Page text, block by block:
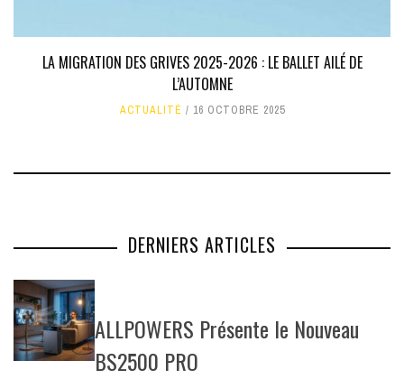
LA MIGRATION DES GRIVES 2025-2026 : LE BALLET AILÉ DE
L’AUTOMNE
ACTUALITÉ 16 OCTOBRE 2025
DERNIERS ARTICLES
ALLPOWERS Présente le Nouveau
BS2500 PRO